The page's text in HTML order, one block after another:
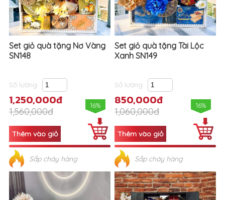
Set giỏ quà tặng Nơ Vàng
SN148
Số lượng
1,250,000đ
1,560,000đ
16%
Sắp cháy hàng
Set giỏ quà tặng Tài Lộc
Xanh SN149
Số lượng
850,000đ
1,060,000đ
16%
Sắp cháy hàng